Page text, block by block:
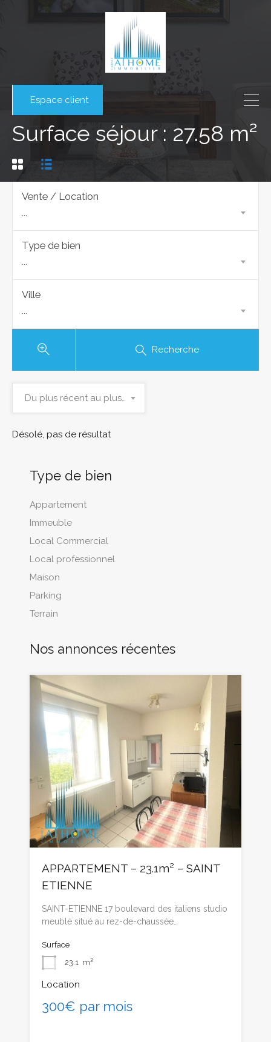
Espace client
Surface séjour : 27.58 m²
Vente / Location
...
Type de bien
...
Ville
...
Recherche
Du plus récent au plus ancien
Désolé, pas de résultat
Type de bien
Appartement
Immeuble
Local Commercial
Local professionnel
Maison
Parking
Terrain
Nos annonces récentes
APPARTEMENT – 23.1m² – SAINT
ETIENNE
SAINT-ETIENNE 17 boulevard des italiens studio
meublé situé au rez-de-chaussée…
Surface
23.1 m²
Location
300€ par mois